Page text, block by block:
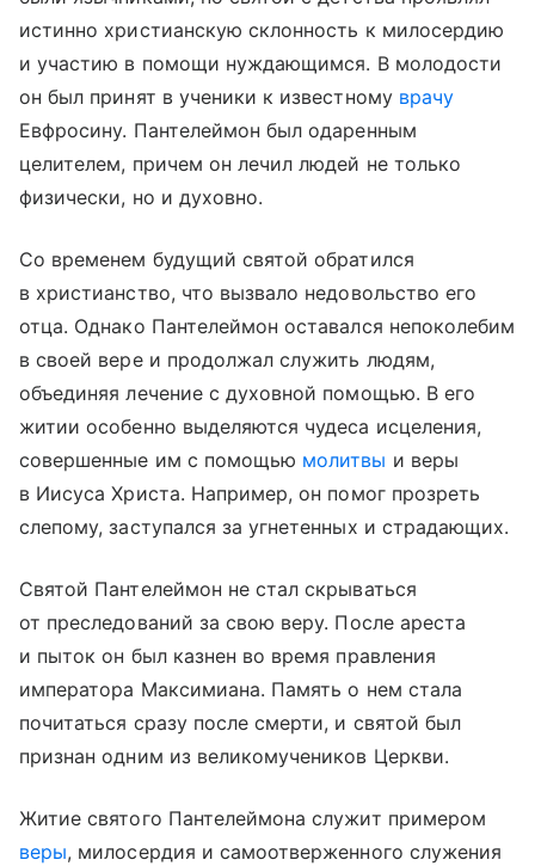
истинно христианскую склонность к милосердию
и участию в помощи нуждающимся. В молодости
он был принят в ученики к известному врачу
Евфросину. Пантелеймон был одаренным
целителем, причем он лечил людей не только
физически, но и духовно.
Со временем будущий святой обратился
в христианство, что вызвало недовольство его
отца. Однако Пантелеймон оставался непоколебим
в своей вере и продолжал служить людям,
объединяя лечение с духовной помощью. В его
житии особенно выделяются чудеса исцеления,
совершенные им с помощью молитвы и веры
в Иисуса Христа. Например, он помог прозреть
слепому, заступался за угнетенных и страдающих.
Святой Пантелеймон не стал скрываться
от преследований за свою веру. После ареста
и пыток он был казнен во время правления
императора Максимиана. Память о нем стала
почитаться сразу после смерти, и святой был
признан одним из великомучеников Церкви.
Житие святого Пантелеймона служит примером
веры, милосердия и самоотверженного служения